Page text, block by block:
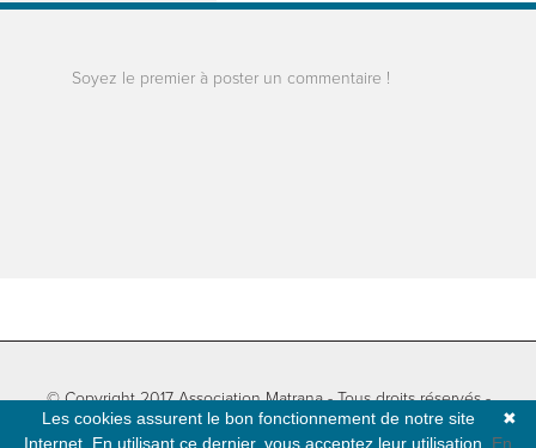
Soyez le premier à poster un commentaire !
© Copyright 2017 Association Matrana - Tous droits réservés -
Informations légales- Plan du site- Développé parNatural-net
✖
Les cookies assurent le bon fonctionnement de notre site
Internet. En utilisant ce dernier, vous acceptez leur utilisation. En